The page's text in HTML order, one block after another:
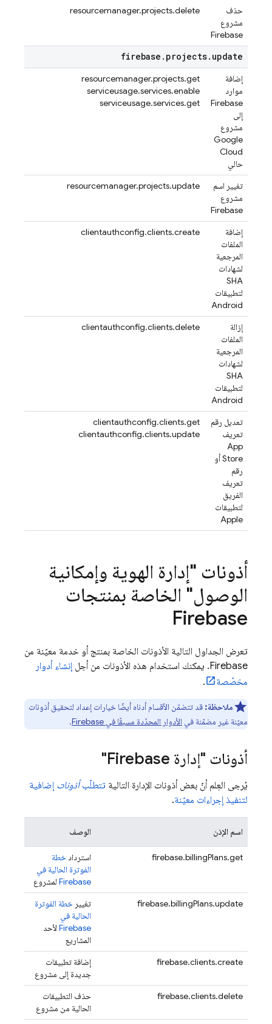
حذف
مشروع
Firebase
resourcemanager.projects.delete
firebase . projects. update
إضافة
موارد
Firebase
إلى
مشروع
Google
Cloud
حالي
resourcemanager.projects.get
serviceusage.services.enable
serviceusage.services.get
تغيير اسم
مشروع
Firebase
resourcemanager.projects.update
إضافة
الملفات
المرجعية
لشهادات
SHA
لتطبيقات
Android
clientauthconfig.clients.create
إزالة
الملفات
المرجعية
لشهادات
SHA
لتطبيقات
Android
clientauthconfig.clients.delete
تعديل رقم
تعريف
App
Store أو
رقم
تعريف
الفريق
لتطبيقات
Apple
clientauthconfig.clients.get
clientauthconfig.clients.update
أذونات "إدارة الهوية وإمكانية
الوصول" الخاصة بمنتجات
Firebase
تعرض الجداول التالية الأذونات الخاصة بمنتج أو خدمة معيّنة من
Firebase. يمكنك استخدام هذه الأذونات من أجل
إنشاء أدوار
مخصّصة
.
ملاحظة: قد تتضمّن الأقسام أدناه أيضًا خيارات إعداد لتحقيق أذونات
معيّنة غير مضمّنة في الأدوار المحدّدة مسبقًا في Firebase .
أذونات "إدارة Firebase"
يُرجى العِلم أنّ بعض أذونات الإدارة التالية تتطلّبأذونات إضافية
لتنفيذ إجراءات معيّنة.
اسم الإذن الوصف
firebase.billingPlans.get استرداد خطة
الفوترة الحالية في
Firebase لمشروع
firebase.billingPlans.update
تغيير خطة الفوترة
الحالية في
Firebase لأحد
المشاريع
firebase.clients.create
إضافة تطبيقات
جديدة إلى مشروع
firebase.clients.delete
حذف التطبيقات
الحالية من مشروع